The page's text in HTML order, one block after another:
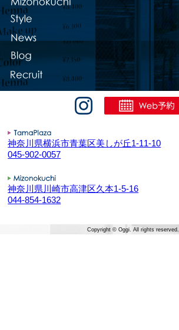
神奈川県横浜市青葉区美しが丘1-11-10
045-902-0057
神奈川県川崎市高津区久本1-5-16
044-854-1632
Copyright © Oggi. All rights reserved.